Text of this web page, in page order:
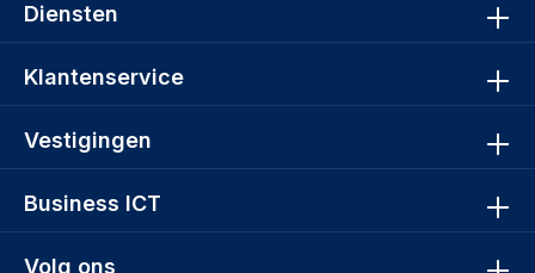
Volg ons
Diensten
Klantenservice
Vestigingen
Business ICT